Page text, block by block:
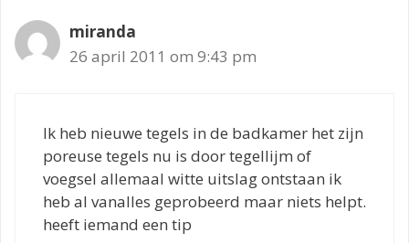
miranda
26 april 2011 om 9:43 pm
Ik heb nieuwe tegels in de badkamer het zijn
poreuse tegels nu is door tegellijm of
voegsel allemaal witte uitslag ontstaan ik
heb al vanalles geprobeerd maar niets helpt.
heeft iemand een tip